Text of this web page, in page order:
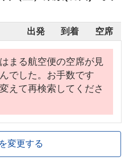
出発 到着 空席
まる航空便の空席が見
でした。お手数です
えて再検索してくださ
変更する